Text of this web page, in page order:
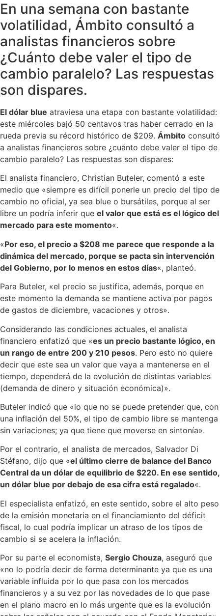
En una semana con bastante
volatilidad, Ámbito consultó a
analistas financieros sobre
¿Cuánto debe valer el tipo de
cambio paralelo? Las respuestas
son dispares.
El dólar blue atraviesa una etapa con bastante volatilidad:
este miércoles bajó 50 centavos tras haber cerrado en la
rueda previa su récord histórico de $209. Ámbito consultó
a analistas financieros sobre ¿cuánto debe valer el tipo de
cambio paralelo? Las respuestas son dispares:
El analista financiero, Christian Buteler, comentó a este
medio que «siempre es difícil ponerle un precio del tipo de
cambio no oficial, ya sea blue o bursátiles, porque al ser
libre un podría inferir que el valor que está es el lógico del
mercado para este momento«.
«Por eso, el precio a $208 me parece que responde a la
dinámica del mercado, porque se pacta sin intervención
del Gobierno, por lo menos en estos días«, planteó.
Para Buteler, «el precio se justifica, además, porque en
este momento la demanda se mantiene activa por pagos
de gastos de diciembre, vacaciones y otros».
Considerando las condiciones actuales, el analista
financiero enfatizó que «es un precio bastante lógico, en
un rango de entre 200 y 210 pesos. Pero esto no quiere
decir que este sea un valor que vaya a mantenerse en el
tiempo, dependerá de la evolución de distintas variables
(demanda de dinero y situación económica)».
Buteler indicó que «lo que no se puede pretender que, con
una inflación del 50%, el tipo de cambio libre se mantenga
sin variaciones; ya que tiene que moverse en sintonía».
Por el contrario, el analista de mercados, Salvador Di
Stéfano, dijo que «el último cierre de balance del Banco
Central da un dólar de equilibrio de $220. En ese sentido,
un dólar blue por debajo de esa cifra está regalado«.
El especialista enfatizó, en este sentido, sobre el alto peso
de la emisión monetaria en el financiamiento del déficit
fiscal, lo cual podría implicar un atraso de los tipos de
cambio si se acelera la inflación.
Por su parte el economista, Sergio Chouza, aseguró que
«no lo podría decir de forma determinante ya que es una
variable influida por lo que pasa con los mercados
financieros y a su vez por las novedades de lo que pase
en el plano macro en lo más urgente que es la evolución